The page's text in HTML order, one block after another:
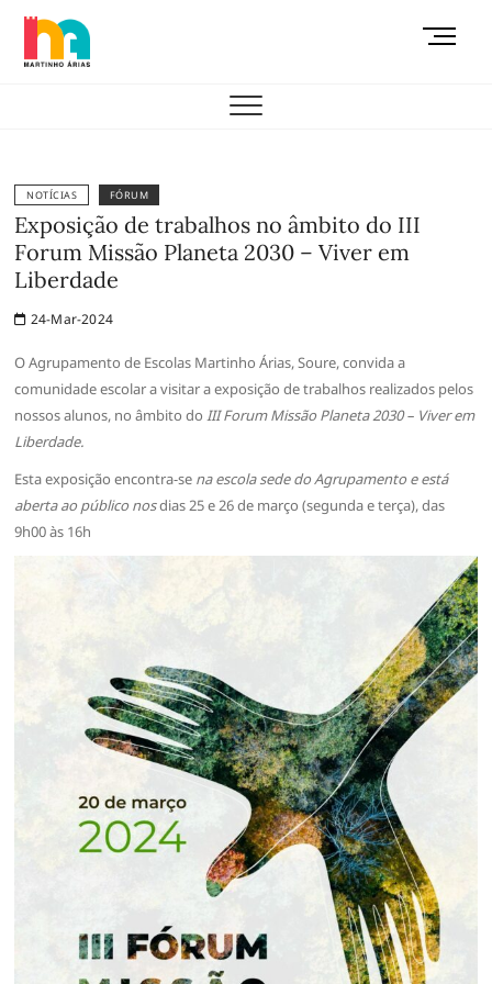
Skip
content
M
NOTÍCIAS FÓRUM
Exposição de trabalhos no âmbito do III
Forum Missão Planeta 2030 – Viver em
Liberdade
24-Mar-2024
O Agrupamento de Escolas Martinho Árias, Soure, convida a
comunidade escolar a visitar a exposição de trabalhos realizados pelos
nossos alunos, no âmbito doIII Forum Missão Planeta 2030 – Viver em
Liberdade.
Esta exposição encontra-se na escola sede do Agrupamento e está
aberta ao público nosdias 25 e 26 de março (segunda e terça), das
9h00 às 16h